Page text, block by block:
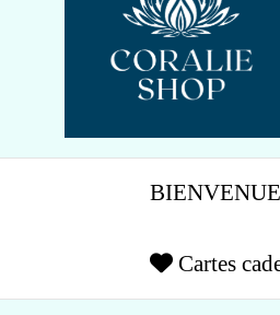
BIENVENUE
Cartes